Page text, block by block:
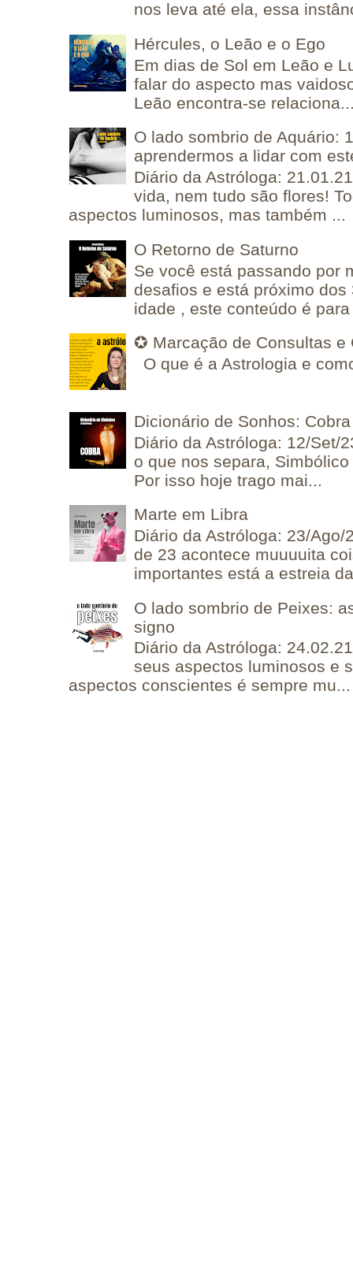
nos leva até ela, essa
Hércules, o Leão e o Ego
Em dias de Sol em Leão e
falar do aspecto mas
Leão encontra-se
O lado sombrio de Aquário:
aprendermos a lidar com
Diário da Astróloga:
vida, nem tudo são flores!
aspectos luminosos, mas também ...
O Retorno de Saturno
Se você está passando por
desafios e está próximo
idade , este conteúdo é
✪ Marcação de Consultas e
O que é a Astrologia e
Dicionário de Sonhos: Cobra
Diário da Astróloga: 12/Set/
o que nos separa,
Por isso hoje trago mai...
Marte em Libra
Diário da Astróloga: 23/
de 23 acontece muuuuita
importantes está a estreia
O lado sombrio de Peixes:
signo
Diário da Astróloga:
seus aspectos luminosos e
aspectos conscientes é sempre mu...